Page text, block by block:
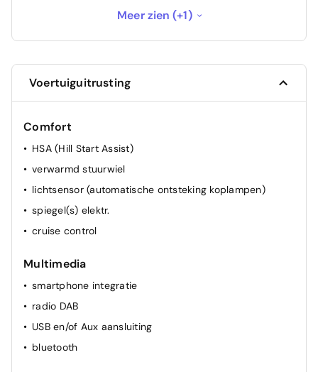
privacy ruiten achterMeer zien (+1)
Voertuiguitrusting
Comfort
HSA (Hill Start Assist)
verwarmd stuurwiel
lichtsensor (automatische ontsteking koplampen)
spiegel(s) elektr.
cruise control
Multimedia
smartphone integratie
radio DAB
USB en/of Aux aansluiting
bluetooth